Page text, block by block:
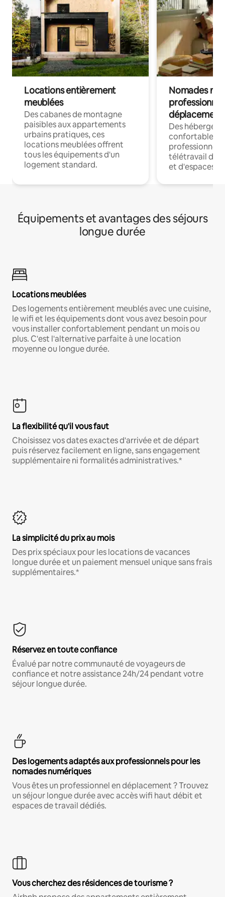
Locations entièrement
meublées
Des cabanes de montagne
paisibles aux appartements
urbains pratiques, ces
locations meublées offrent
tous les équipements d'un
logement standard.
Nomades
déplacement
Des
confortables
professionnels
télétravail
et d'espaces
Équipements et avantages des séjours
longue durée
Locations meublées
Des logements entièrement meublés avec une cuisine,
le wifi et les équipements dont vous avez besoin pour
vous installer confortablement pendant un mois ou
plus. C'est l'alternative parfaite à une location
moyenne ou longue durée.
La flexibilité qu'il vous faut
Choisissez vos dates exactes d'arrivée et de départ
puis réservez facilement en ligne, sans engagement
supplémentaire ni formalités administratives.*
La simplicité du prix au mois
Des prix spéciaux pour les locations de vacances
longue durée et un paiement mensuel unique sans frais
supplémentaires.*
Réservez en toute confiance
Évalué par notre communauté de voyageurs de
confiance et notre assistance 24h/24 pendant votre
séjour longue durée.
Des logements adaptés aux professionnels pour les
nomades numériques
Vous êtes un professionnel en déplacement ? Trouvez
un séjour longue durée avec accès wifi haut débit et
espaces de travail dédiés.
Vous cherchez des résidences de tourisme ?